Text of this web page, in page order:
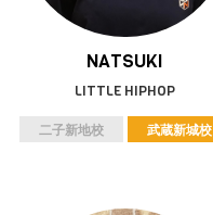
NATSUKI
LITTLE HIPHOP
二子新地校 武蔵新城校